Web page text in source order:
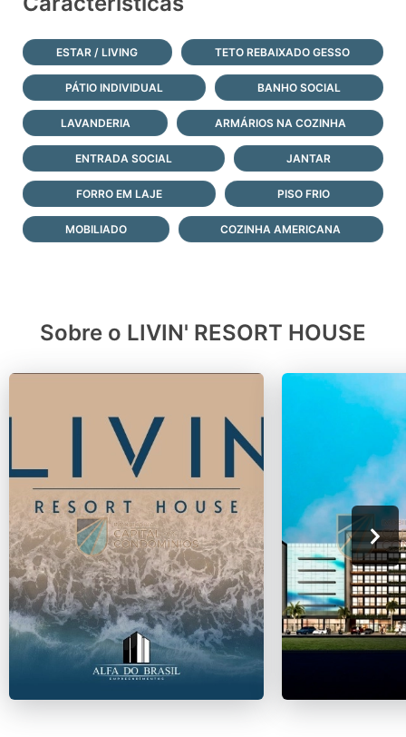
ESTAR / LIVING TETO REBAIXADO GESSO
PÁTIO INDIVIDUAL BANHO SOCIAL
LAVANDERIA ARMÁRIOS NA COZINHA
ENTRADA SOCIAL JANTAR
FORRO EM LAJE PISO FRIO
MOBILIADO COZINHA AMERICANA
Sobre o LIVIN' RESORT HOUSE